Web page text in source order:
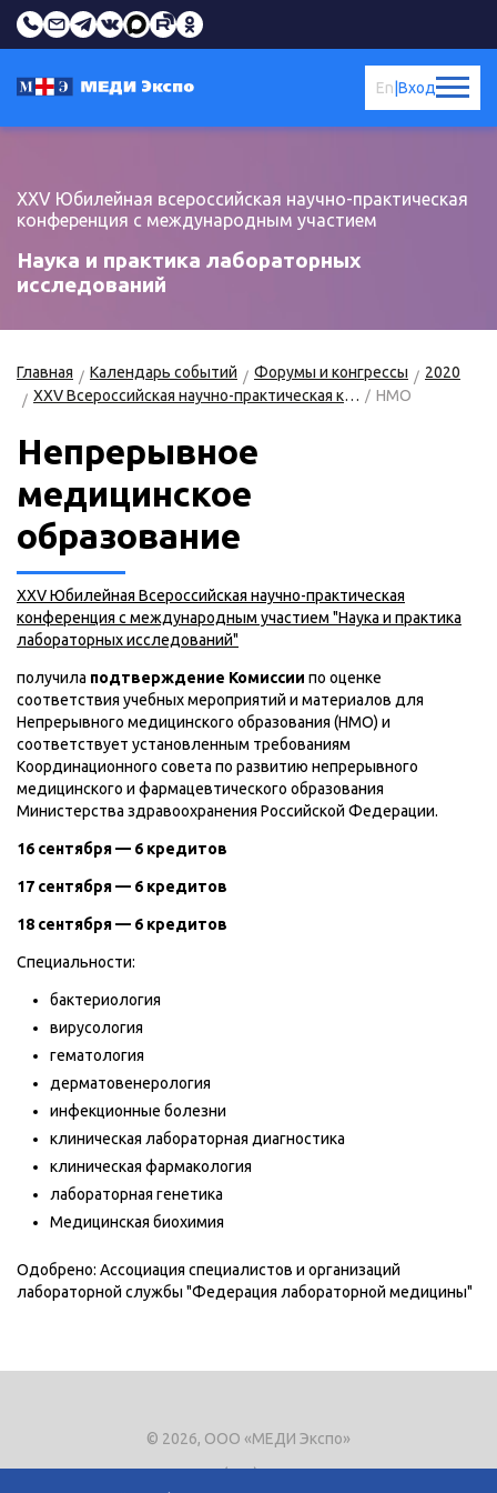
Вход
En
XXV Юбилейная всероссийская научно-практическая
конференция с международным участием
Наука и практика лабораторных
исследований
Главная Календарь событий Форумы и конгрессы
2020
XXV Всероссийская научно-практическая конференция «Наука и практика лабораторных исследований»
НМО
Непрерывное
медицинское
образование
XXV Юбилейная Всероссийская научно-практическая
конференция с международным участием "Наука и практика
лабораторных исследований"
получила подтверждение Комиссии по оценке
соответствия учебных мероприятий и материалов для
Непрерывного медицинского образования (НМО) и
соответствует установленным требованиям
Координационного совета по развитию непрерывного
медицинского и фармацевтического образования
Министерства здравоохранения Российской Федерации.
16 сентября — 6 кредитов
17 сентября — 6 кредитов
18 сентября — 6 кредитов
Специальности:
бактериология
вирусология
гематология
дерматовенерология
инфекционные болезни
клиническая лабораторная диагностика
клиническая фармакология
лабораторная генетика
Медицинская биохимия
Одобрено: Ассоциация специалистов и организаций
лабораторной службы "Федерация лабораторной медицины"
© 2026, ООО «МЕДИ Экспо»
Тел.+7 (495) 721-8866